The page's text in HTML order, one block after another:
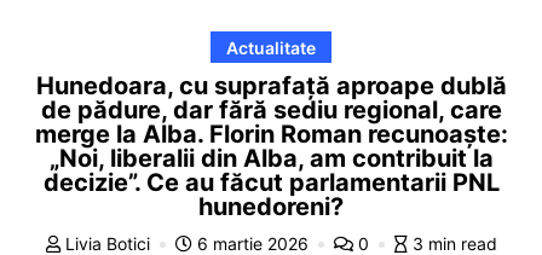
Actualitate
Hunedoara, cu suprafață aproape dublă
de pădure, dar fără sediu regional, care
merge la Alba. Florin Roman recunoaște:
„Noi, liberalii din Alba, am contribuit la
decizie”. Ce au făcut parlamentarii PNL
hunedoreni?
Livia Botici 6 martie 2026 0 3 min read